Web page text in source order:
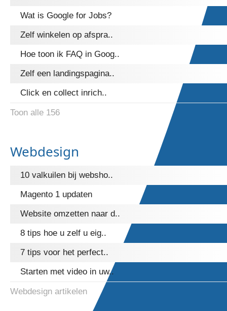
Wat is Google for Jobs?
Zelf winkelen op afspra..
Hoe toon ik FAQ in Goog..
Zelf een landingspagina..
Click en collect inrich..
Toon alle 156
Webdesign
10 valkuilen bij websho..
Magento 1 updaten
Website omzetten naar d..
8 tips hoe u zelf u eig..
7 tips voor het perfect..
Starten met video in uw..
Webdesign artikelen